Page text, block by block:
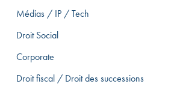
Médias / IP / Tech
Droit Social
Corporate
Droit fiscal / Droit des successions